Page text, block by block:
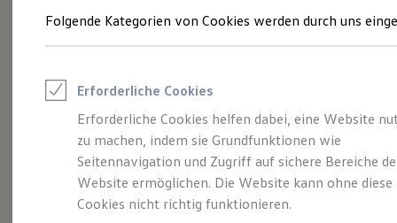
Junge Gebrauchtwagen und Gebrauchtwagen
Saisonangebote
Leasing
Leasing-Angebote
Gebrauchtwagen Leasing
Junge Gebrauchtwagen-Leasing
Elektroauto Leasing
Kleinwagen-Leasing
Leasing ohne Anzahlung
Der T-Roc
Folgende Kategorien von Cookies werden durch uns
Erforderliche Cookies
Erforderliche Cookies helfen dabei, eine Website
zu machen, indem sie Grundfunktionen wie
Seitennavigation und Zugriff auf sichere Bereiche
Website ermöglichen. Die Website kann ohne diese
Cookies nicht richtig funktionieren.